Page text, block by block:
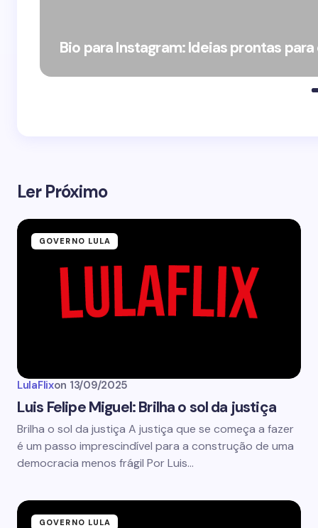
Bio para Instagram: Ideias prontas
Ler Próximo
GOVERNO LULA
LulaFlixon 13/09/2025
Luis Felipe Miguel: Brilha o sol da justiça
Brilha o sol da justiça A justiça que se começa a fazer
é um passo imprescindível para a construção de uma
democracia menos frágil Por Luis…
GOVERNO LULA